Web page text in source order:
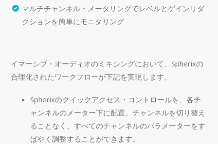
マルチチャンネル・メータリングでレベルとゲインリダ
クションを簡単にモニタリング
イマーシブ・オーディオのミキシングにおいて、Spherixの
合理化されたワークフローが下記を実現します。
Spherixのクイックアクセス・コントロールを、各チ
ャンネルのメーター下に配置。チャンネルを切り替え
ることなく、すべてのチャンネルのパラメーターをす
ばやく調整することができます。